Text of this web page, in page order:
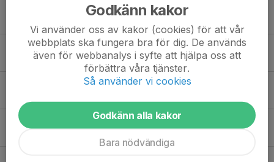
2. Anton Musatov
3. Theodor Cederhorn
8. Joel Vikström
Godkänn kakor
Vi använder oss av kakor (cookies) för att vår
webbplats ska fungera bra för dig. De används
även för webbanalys i syfte att hjälpa oss att
förbättra våra tjänster.
Så använder vi cookies
Godkänn alla kakor
Bara nödvändiga